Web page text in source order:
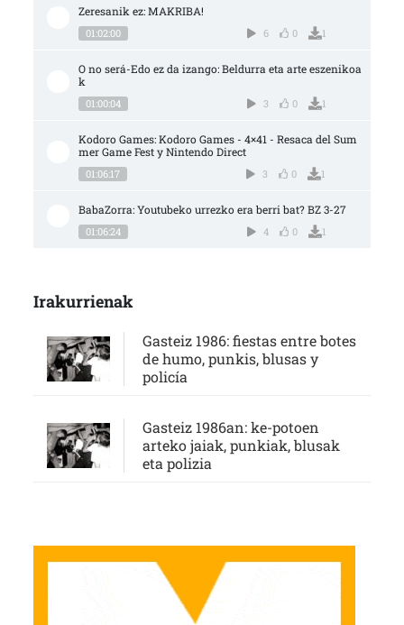
Zeresanik ez: MAKRIBA!
01:02:00 6 0 1
O no será-Edo ez da izango: Beldurra eta arte eszenikoa
k
01:00:04 3 0 1
Kodoro Games: Kodoro Games - 4×41 - Resaca del Sum
mer Game Fest y Nintendo Direct
01:06:17 3 0 1
BabaZorra: Youtubeko urrezko era berri bat? BZ 3-27
01:06:24 4 0 1
Irakurrienak
Gasteiz 1986: fiestas entre botes
de humo, punkis, blusas y
policía
Gasteiz 1986an: ke-potoen
arteko jaiak, punkiak, blusak
eta polizia